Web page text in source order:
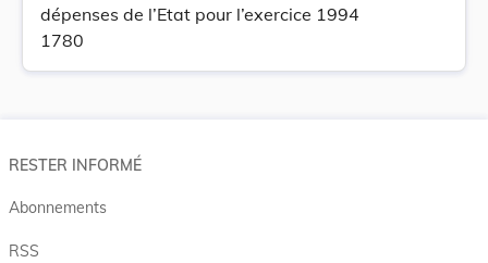
dépenses de l’Etat pour l’exercice 1994
1780
RESTER INFORMÉ
Abonnements
RSS